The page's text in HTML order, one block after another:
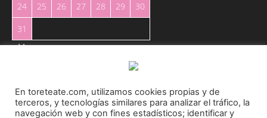
24
25 26 27 28 29
30
31
« May
En toreteate.com, utilizamos cookies propias y de
terceros, y tecnologías similares para analizar el tráfico, la
navegación web y con fines estadísticos; identificar y